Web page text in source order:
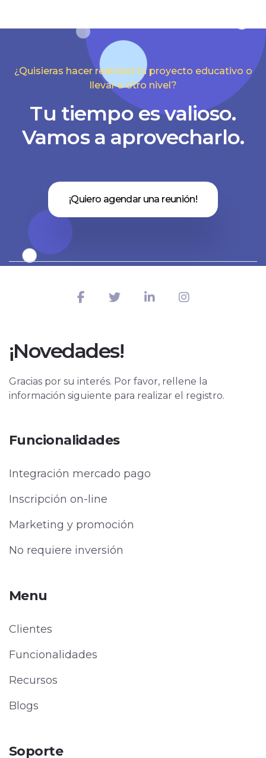
¿Quisieras hacer realidad tu proyecto educativo o
llevar a otro nivel?
Tu tiempo es valioso.
Vamos a aprovecharlo.
¡Quiero agendar una reunión!
¡Novedades!
Gracias por su interés. Por favor, rellene la
información siguiente para realizar el registro.
Funcionalidades
Integración mercado pago
Inscripción on-line
Marketing y promoción
No requiere inversión
Menu
Clientes
Funcionalidades
Recursos
Blogs
Soporte